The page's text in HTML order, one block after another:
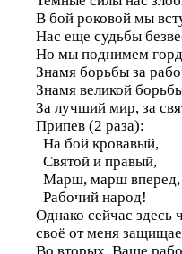
В бой роковой мы
Нас еще судьбы
Но мы поднимем
Знамя борьбы за
Знамя великой
За лучший мир, за
Припев (2 раза):
На бой кровавый,
Святой и правый,
Марш, марш вперед,
Рабочий народ!
Однако сейчас здесь
своё от меня